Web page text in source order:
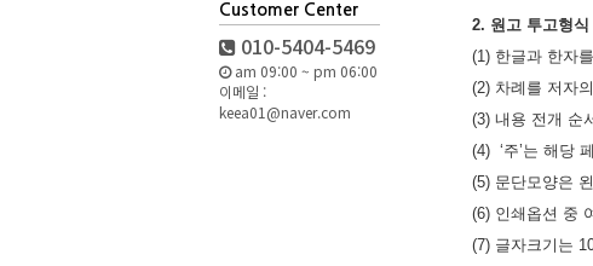
Customer Center
010-5404-5469
am 09:00 ~ pm 06:00
이메일 :
keea01@naver.com
2. 원고 투고형식
(1) 한글과 한자
(2) 차례를 저자
(3) 내용 전개 순
(4) ‘주’는 해당
(5) 문단모양은
(6) 인쇄옵션 중
(7) 글자크기는